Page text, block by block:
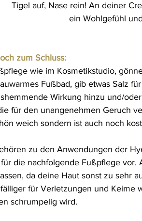
Tigel auf, Nase rein! An deiner
ein Wohlgefühl
zum Schluss:
wie im Kosmetikstudio,
Fußbad, gib etwas Salz
Wirkung hinzu und/
für den unangenehmen Geruch
weich sondern ist auch noch
zu den Anwendungen der
die nachfolgende Fußpflege vor.
da deine Haut sonst zu sehr
für Verletzungen und Keime
schrumpelig wird.